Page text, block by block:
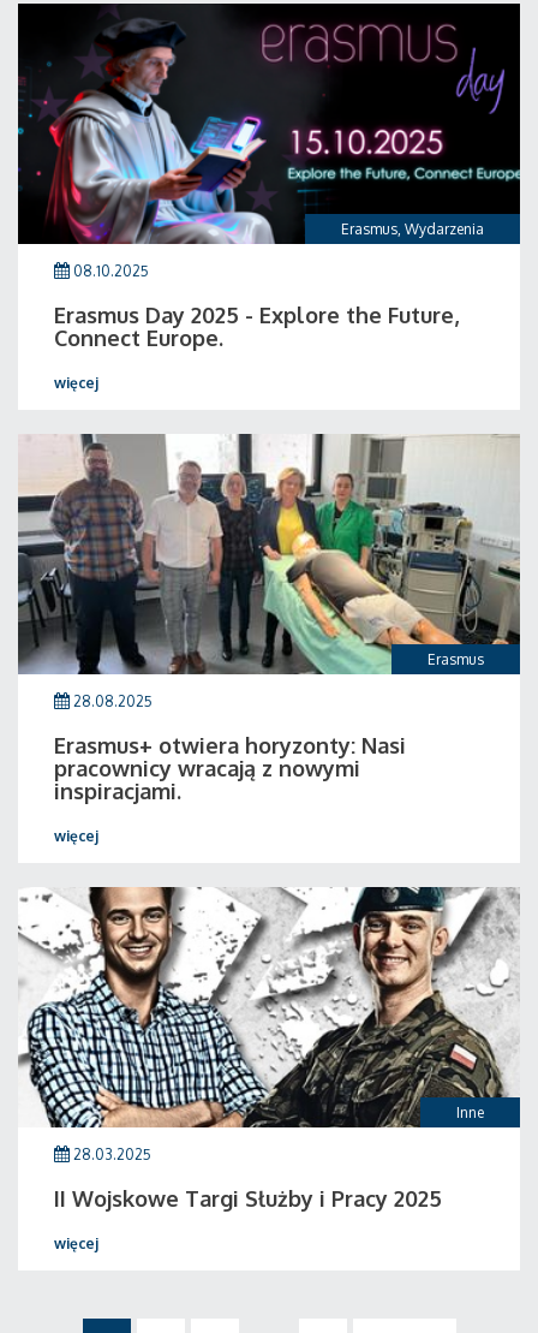
Erasmus, Wydarzenia
08.10.2025
Erasmus Day 2025 - Explore the Future,
Connect Europe.
więcej
Erasmus
28.08.2025
Erasmus+ otwiera horyzonty: Nasi
pracownicy wracają z nowymi
inspiracjami.
więcej
Inne
28.03.2025
II Wojskowe Targi Służby i Pracy 2025
więcej